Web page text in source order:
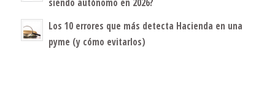
siendo autónomo en 2026?
Los 10 errores que más detecta Hacienda en una
pyme (y cómo evitarlos)